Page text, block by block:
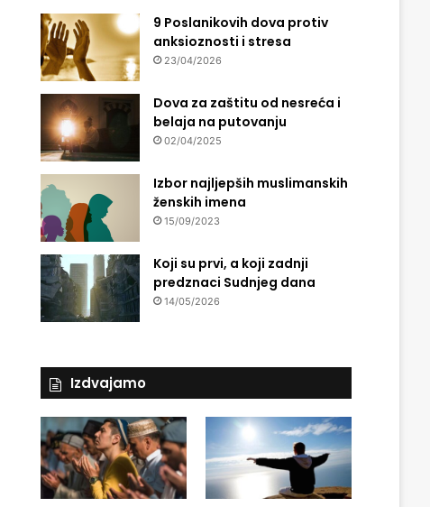
9 Poslanikovih dova protiv
anksioznosti i stresa
23/04/2026
Dova za zaštitu od nesreća i
belaja na putovanju
02/04/2025
Izbor najljepših muslimanskih
ženskih imena
15/09/2023
Koji su prvi, a koji zadnji
predznaci Sudnjeg dana
14/05/2026
Izdvajamo